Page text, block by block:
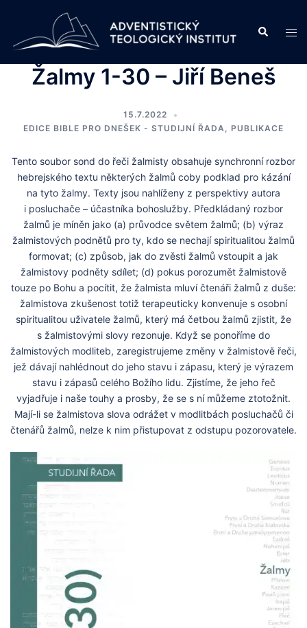
content
Search
Žalmy 1-30 – Jiří Beneš
15.7.2022
EDICE BIBLE PRO DNEŠEK - STUDIJNÍ ŘADA, PUBLIKACE
Tento soubor sond do řeči žalmisty obsahuje synchronní rozbor
hebrejského textu některých žalmů coby podklad pro kázání
na tyto žalmy. Texty jsou nahlíženy z perspektivy autora
i posluchače – účastníka bohoslužby. Předkládaný rozbor
žalmů je míněn jako (a) průvodce světem žalmů; (b) výraz
žalmistových podnětů pro ty, kdo se nechají spiritualitou žalmů
formovat; (c) způsob, jak do zvěsti žalmů vstoupit a jak
žalmistovy podněty sdílet; (d) pokus porozumět žalmistově
touze po Bohu a pocítit, že žalmista mluví čtenáři žalmů z duše:
žalmistova zkušenost totiž terapeuticky konvenuje s osobní
spiritualitou uživatele žalmů, který má četbou žalmů zjistit, že
s žalmistovými slovy rezonuje. Když se ponoříme do
žalmistových modliteb, zaregistrujeme změny v žalmistově řeči,
jež dávají nahlédnout do jeho stavu i zápasu, který je výrazem
stavu i zápasů celého Božího lidu. Zjistíme, že jeho řeč
vyjadřuje i naše touhy a prosby, že se s ní můžeme ztotožnit.
Mají-li se žalmistova slova odrážet v modlitbách posluchačů či
čtenářů žalmů, nelze k nim přistupovat z odstupu pozorovatele.